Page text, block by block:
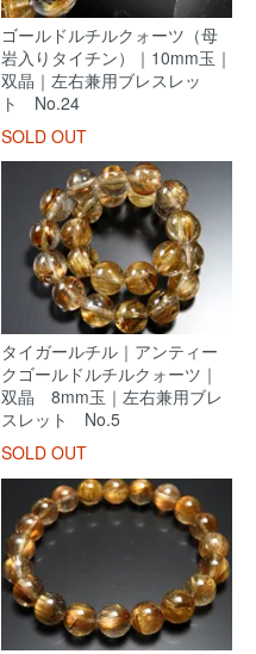
ゴールドルチルクォーツ（母
岩入りタイチン）｜10mm玉｜
双晶｜左右兼用ブレスレッ
ト No.24
SOLD OUT
タイガールチル｜アンティー
クゴールドルチルクォーツ｜
双晶 8mm玉｜左右兼用ブレ
スレット No.5
SOLD OUT